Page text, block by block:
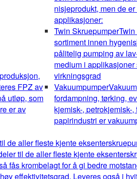
FPZ av
utløp, som
er av
nisjeprodukt, men de
applikasjoner:
Twin Skruepumper
sortiment innen
pålitelig pumping av
medium i
virkningsgrad
Vakuumpumper
fordampning, tørking,
kjemisk-, petrokjemisk-
papirindustri er
de aller fleste kjente
til de aller fleste kjente
fås krombelagt for å gi bedre
effektivitetsgrad. Leveres også i